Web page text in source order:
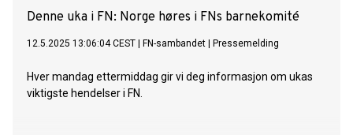
Denne uka i FN: Norge høres i FNs barnekomité
12.5.2025 13:06:04 CEST FN-sambandet Pressemelding
Hver mandag ettermiddag gir vi deg informasjon om ukas
viktigste hendelser i FN.